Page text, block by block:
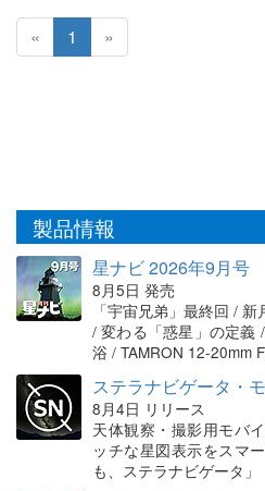
« 1 »
製品情報
星ナビ 2026年9月号
8月5日 発売
「宇宙兄弟」最終回 /
/ 変わる「惑星」の定義
浴 / TAMRON 12-20mm
ステラナビゲータ・
8月4日 リリース
天体観察・撮影用モバ
ッチな星図表示をスマ
も、ステラナビゲータ」